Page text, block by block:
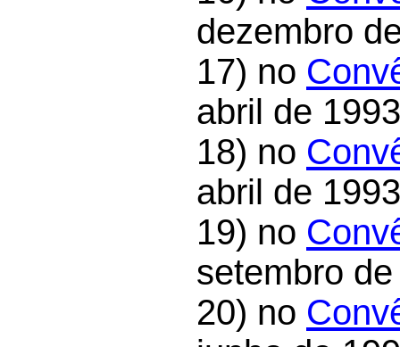
dezembro
17) no
abril de
18) no
abril de
19) no
setembro
20) no